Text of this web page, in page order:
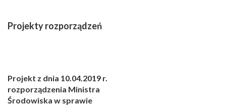
Projekty rozporządzeń
Projekt z dnia 10.04.2019 r.
rozporządzenia Ministra
Środowiska w sprawie